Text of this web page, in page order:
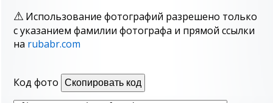
Использование фотографий разрешено только
с указанием фамилии фотографа и прямой ссылки
на rubabr.com
Код фото Скопировать код